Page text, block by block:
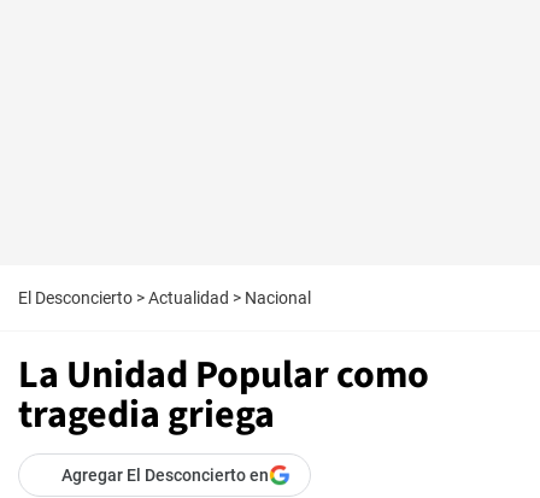
El Desconcierto >Actualidad > Nacional
La Unidad Popular como
tragedia griega
Agregar El Desconcierto en